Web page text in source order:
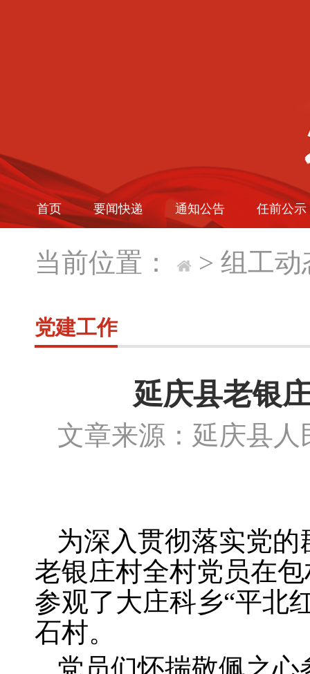
首页 要闻快递 通知公告 任前公示
当前位置： > 组工动
党建工作
延庆县老银
文章来源：延庆
为深入贯彻落实党
老银庄村全村党员在
参观了大庄科乡“平北
石村。